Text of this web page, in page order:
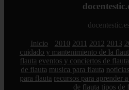
docentestic.es
Inicio 2010 2011 2012 2013
cuidado y mantenimiento de la
flauta eventos y conciertos de flauta
de flauta musica para flauta
para flauta recursos para aprender
de flauta tipos de